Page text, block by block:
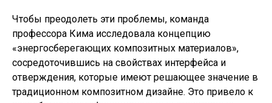
Чтобы преодолеть эти проблемы, команда
профессора Кима исследовала концепцию
«энергосберегающих композитных материалов»,
сосредоточившись на свойствах интерфейса и
отверждения, которые имеют решающее значение в
традиционном композитном дизайне. Это привело к